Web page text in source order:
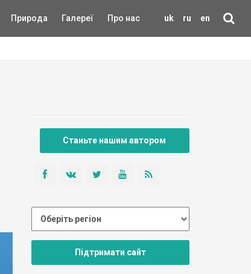
uk ru en
Природа Галереї Про нас
Станьте нашим автором
Підтримати сайт